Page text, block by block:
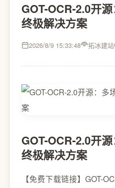
GOT-OCR-2.0开
终极解决方案
2026/8/9 15:33:48 拓冰建站
GOT-OCR-2.0开
终极解决方案
【免费下载链接】GOT-